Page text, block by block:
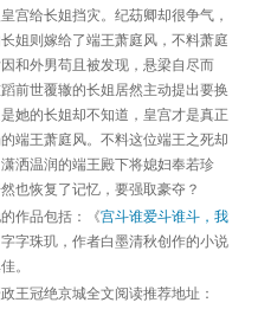
宫给长姐挡灾。纪苭卿却很争气，
姐则嫁给了端王萧庭风，不料萧庭
和外男苟且被发现，悬梁自尽而
前世覆辙的长姐居然主动提出要换
她的长姐却不知道，皇宫才是真正
王萧庭风。不料这位端王之死却
洒温润的端王殿下将媳妇奉若珍
也恢复了记忆，要强取豪夺？
作品包括：《宫斗谁爱斗谁斗，我
字珠玑，作者白墨清秋创作的小说
。
王冠绝京城全文阅读推荐地址：